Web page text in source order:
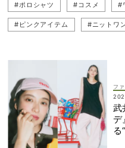
#ポロシャツ #コスメ #
#ピンクアイテム #ニットワ
#ワンピコーデ
#ピンクコーデ
#Tシャツコーデ #ピンクパ
#PRADA（プラダ）
フ
武
デ
る